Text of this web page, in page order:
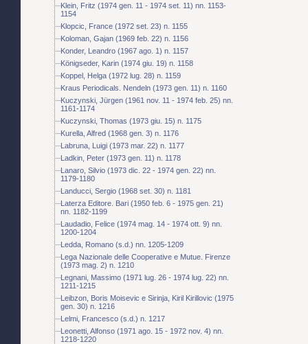
Klein, Fritz (1974 gen. 11 - 1974 set. 11) nn. 1153-
1154
Klopcic, France (1972 set. 23) n. 1155
Koloman, Gajan (1969 feb. 22) n. 1156
Konder, Leandro (1967 ago. 1) n. 1157
Königseder, Karin (1974 giu. 19) n. 1158
Koppel, Helga (1972 lug. 28) n. 1159
Kraus Periodicals. Nendeln (1973 gen. 11) n. 1160
Kuczynski, Jürgen (1961 nov. 11 - 1974 feb. 25) nn.
1161-1174
Kuczynski, Thomas (1973 giu. 15) n. 1175
Kurella, Alfred (1968 gen. 3) n. 1176
Labruna, Luigi (1973 mar. 22) n. 1177
Ladkin, Peter (1973 gen. 11) n. 1178
Lanaro, Silvio (1973 dic. 22 - 1974 gen. 22) nn.
1179-1180
Landucci, Sergio (1968 set. 30) n. 1181
Laterza Editore. Bari (1950 feb. 6 - 1975 gen. 21)
nn. 1182-1199
Laudadio, Felice (1974 mag. 14 - 1974 ott. 9) nn.
1200-1204
Ledda, Romano (s.d.) nn. 1205-1209
Lega Nazionale delle Cooperative e Mutue. Firenze
(1973 mag. 2) n. 1210
Legnani, Massimo (1971 lug. 26 - 1974 lug. 22) nn.
1211-1215
Leibzon, Boris Moisevic e Sirinja, Kiril Kirillovic (1975
gen. 30) n. 1216
Lelmi, Francesco (s.d.) n. 1217
Leonetti, Alfonso (1971 ago. 15 - 1972 nov. 4) nn.
1218-1220